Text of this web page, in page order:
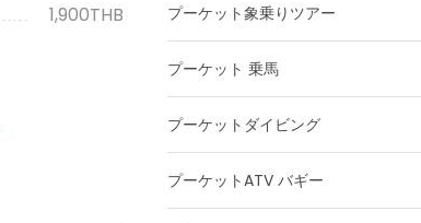
プーケット象乗りツアー
プーケット 乗馬
プーケットダイビング
プーケットATV バギー
1,900THB